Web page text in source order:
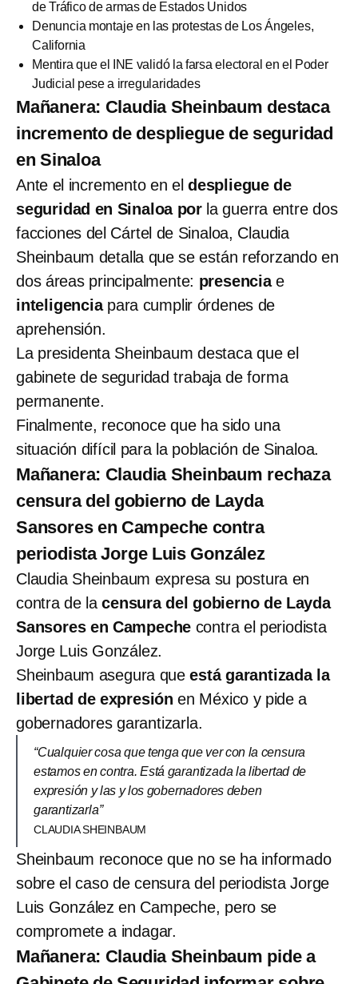
de Tráfico de armas de Estados Unidos
Denuncia montaje en las protestas de Los Ángeles,
California
Mentira que el INE validó la farsa electoral en el Poder
Judicial pese a irregularidades
Mañanera: Claudia Sheinbaum destaca
incremento de despliegue de seguridad
en Sinaloa
Ante el incremento en el despliegue de
seguridad en Sinaloa por la guerra entre dos
facciones del Cártel de Sinaloa, Claudia
Sheinbaum detalla que se están reforzando en
dos áreas principalmente: presenciae
inteligenciapara cumplir órdenes de
aprehensión.
La presidenta Sheinbaum destaca que el
gabinete de seguridad trabaja de forma
permanente.
Finalmente, reconoce que ha sido una
situación difícil para la población de Sinaloa.
Mañanera: Claudia Sheinbaum rechaza
censura del gobierno de Layda
Sansores en Campeche contra
periodista Jorge Luis González
Claudia Sheinbaum expresa su postura en
contra de lacensura del gobierno de Layda
Sansores en Campeche contra el periodista
Jorge Luis González.
Sheinbaum asegura queestá garantizada la
libertad de expresión en México y pide a
gobernadores garantizarla.
“Cualquier cosa que tenga que ver con la censura
estamos en contra. Está garantizada la libertad de
expresión y las y los gobernadores deben
garantizarla”
CLAUDIA SHEINBAUM
Sheinbaum reconoce que no se ha informado
sobre el caso de censura del periodista Jorge
Luis González en Campeche, pero se
compromete a indagar.
Mañanera: Claudia Sheinbaum pide a